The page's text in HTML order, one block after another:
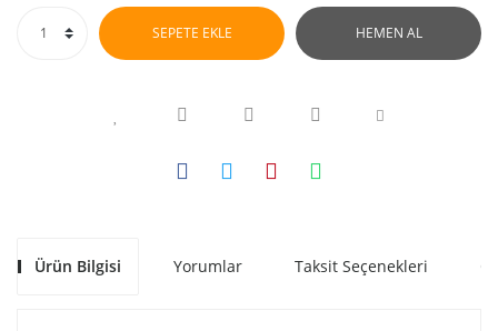
SEPETE EKLE HEMEN AL
Ürün Bilgisi Yorumlar Taksit Seçenekleri